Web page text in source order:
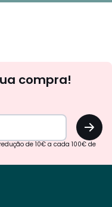
compra!
OK
de 10€ a cada 100€ de